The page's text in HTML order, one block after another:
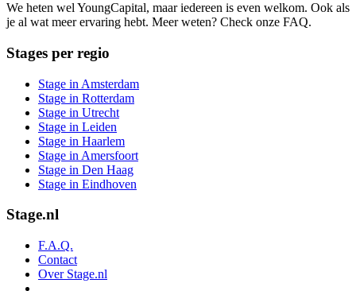
We heten wel YoungCapital, maar iedereen is even welkom. Ook als
je al wat meer ervaring hebt. Meer weten? Check onze FAQ.
Stages per regio
Stage in Amsterdam
Stage in Rotterdam
Stage in Utrecht
Stage in Leiden
Stage in Haarlem
Stage in Amersfoort
Stage in Den Haag
Stage in Eindhoven
Stage.nl
F.A.Q.
Contact
Over Stage.nl